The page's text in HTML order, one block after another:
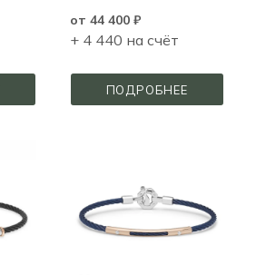
от 44 400 ₽
+ 4 440 на счёт
ПОДРОБНЕЕ